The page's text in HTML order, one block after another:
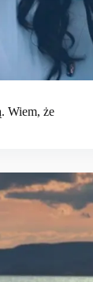
Wiem, że